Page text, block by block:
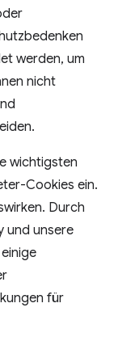
werden, um
nicht
wichtigsten
Cookies ein.
Durch
und unsere
für